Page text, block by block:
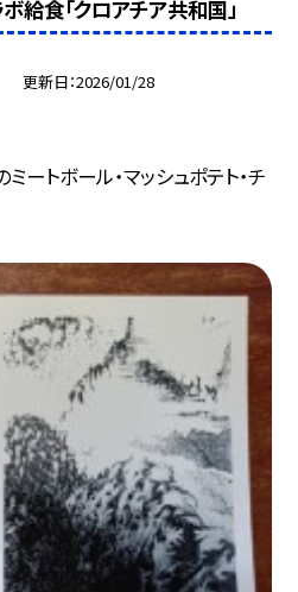
食「クロアチア共和国」
更新日 2026/01/28
ミートボール・マッシュポテト・チ